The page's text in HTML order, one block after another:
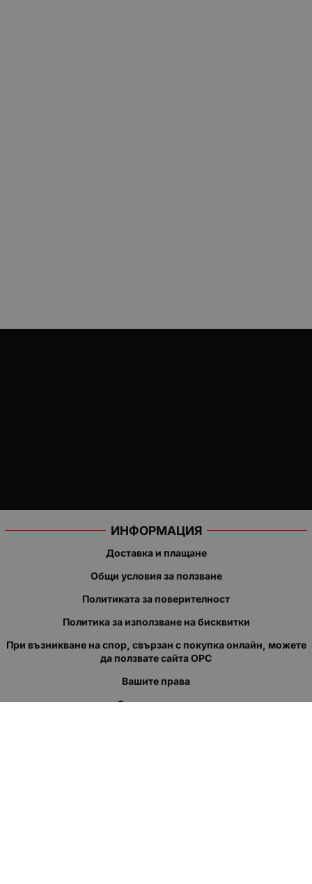
ИНФОРМАЦИЯ
Доставка и плащане
Общи условия за ползване
Политиката за поверителност
Политика за използване на бисквитки
При възникване на спор, свързан с покупка онлайн, можете
да ползвате сайта ОРС
Вашите права
Отказ от сделка